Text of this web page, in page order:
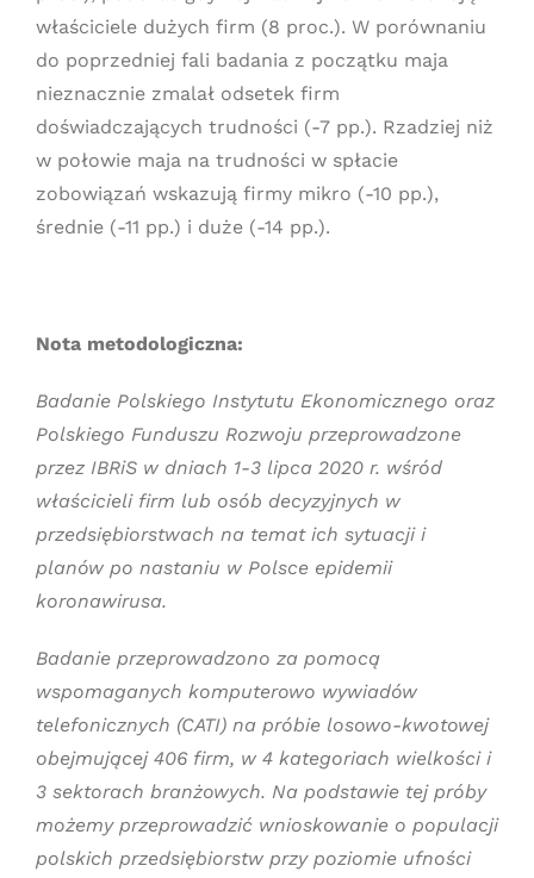
właściciele dużych firm (8 proc.). W porównaniu
do poprzedniej fali badania z początku maja
nieznacznie zmalał odsetek firm
doświadczających trudności (-7 pp.). Rzadziej niż
w połowie maja na trudności w spłacie
zobowiązań wskazują firmy mikro (-10 pp.),
średnie (-11 pp.) i duże (-14 pp.).
Nota metodologiczna:
Badanie Polskiego Instytutu Ekonomicznego oraz
Polskiego Funduszu Rozwoju przeprowadzone
przez IBRiS w dniach 1-3 lipca 2020 r. wśród
właścicieli firm lub osób decyzyjnych w
przedsiębiorstwach na temat ich sytuacji i
planów po nastaniu w Polsce epidemii
koronawirusa.
Badanie przeprowadzono za pomocą
wspomaganych komputerowo wywiadów
telefonicznych (CATI) na próbie losowo-kwotowej
obejmującej 406 firm, w 4 kategoriach wielkości i
3 sektorach branżowych. Na podstawie tej próby
możemy przeprowadzić wnioskowanie o populacji
polskich przedsiębiorstw przy poziomie ufności